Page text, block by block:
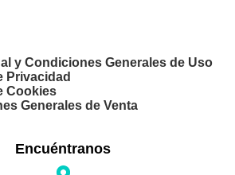
y Condiciones Generales de Uso
Privacidad
Cookies
Generales de Venta
Encuéntranos